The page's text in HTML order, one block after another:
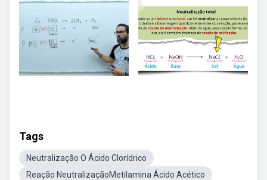
Tags
Neutralização O Ácido Clorídrico
Reação NeutralizaçãoMetilamina Ácido Acético